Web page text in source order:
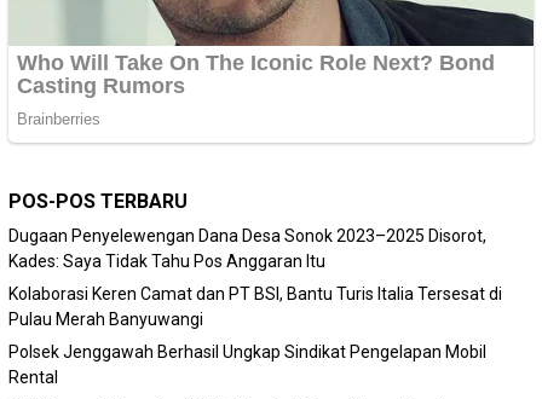
POS-POS TERBARU
Dugaan Penyelewengan Dana Desa Sonok 2023–2025 Disorot,
Kades: Saya Tidak Tahu Pos Anggaran Itu
Kolaborasi Keren Camat dan PT BSI, Bantu Turis Italia Tersesat di
Pulau Merah Banyuwangi
Polsek Jenggawah Berhasil Ungkap Sindikat Pengelapan Mobil
Rental